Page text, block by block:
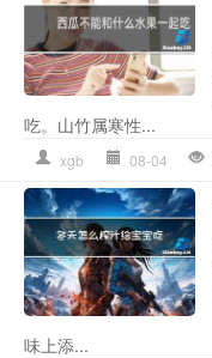
吃。山竹属寒性...
xgb 08-04
味上添...